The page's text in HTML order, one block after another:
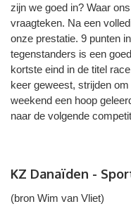
zijn we goed in? Waar
vraagteken. Na een
onze prestatie. 9 punten
tegenstanders is een
kortste eind in de titel
keer geweest, strijden
weekend een hoop
naar de volgende
KZ Danaïden -
(bron Wim van Vliet)